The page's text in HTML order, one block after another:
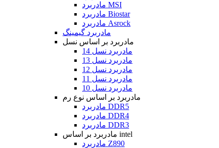
مادربرد MSI
مادربرد Biostar
مادربرد Asrock
مادربرد گیمینگ
مادربرد بر اساس نسل
مادربرد نسل 14
مادربرد نسل 13
مادربرد نسل 12
مادربرد نسل 11
مادربرد نسل 10
مادربرد بر اساس نوع رم
مادربرد DDR5
مادربرد DDR4
مادربرد DDR3
مادربرد بر اساس intel
مادربرد Z890